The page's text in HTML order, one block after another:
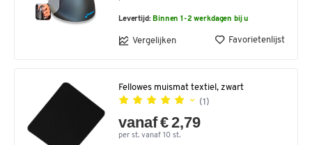
Levertijd: Binnen 1-2 werkdagen bij u
Vergelijken Favorietenlijst
Fellowes muismat textiel, zwart
(1)
vanaf € 2,79
per st. vanaf 10 st.